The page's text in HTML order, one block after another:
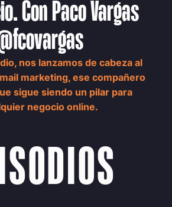
Con Paco Vargas
nos lanzamos de cabeza al
marketing, ese compañero
sigue siendo un pilar para
negocio online.